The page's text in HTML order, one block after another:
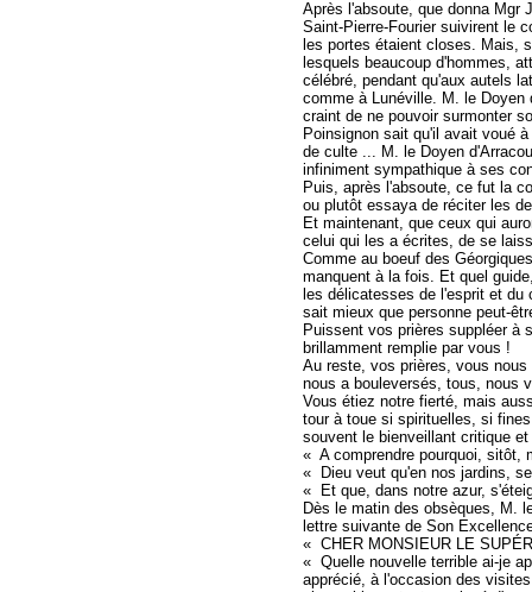
Après l'absoute, que donna Mgr
Saint-Pierre-Fourier suivirent le
les portes étaient closes. Mais,
lesquels beaucoup d'hommes,
célébré, pendant qu'aux autels
comme à Lunéville. M. le Doyen
craint de ne pouvoir surmonter
Poinsignon sait qu'il avait voué
de culte ... M. le Doyen
infiniment sympathique à ses
Puis, après l'absoute, ce fut la
ou plutôt essaya de réciter les
Et maintenant, que ceux qui
celui qui les a écrites, de se
Comme au boeuf des
manquent à la fois. Et quel
les délicatesses de l'esprit et du
sait mieux que personne peut-
Puissent vos prières suppléer à
brillamment remplie par vous !
Au reste, vos prières, vous
nous a bouleversés, tous, nous
Vous étiez notre fierté, mais
tour à toue si spirituelles, si
souvent le bienveillant critique
« A comprendre pourquoi, sitôt,
« Dieu veut qu'en nos jardins,
« Et que, dans notre azur,
Dès le matin des obsèques, M.
lettre suivante de Son
« CHER MONSIEUR LE
« Quelle nouvelle terrible ai-je
apprécié, à l'occasion des